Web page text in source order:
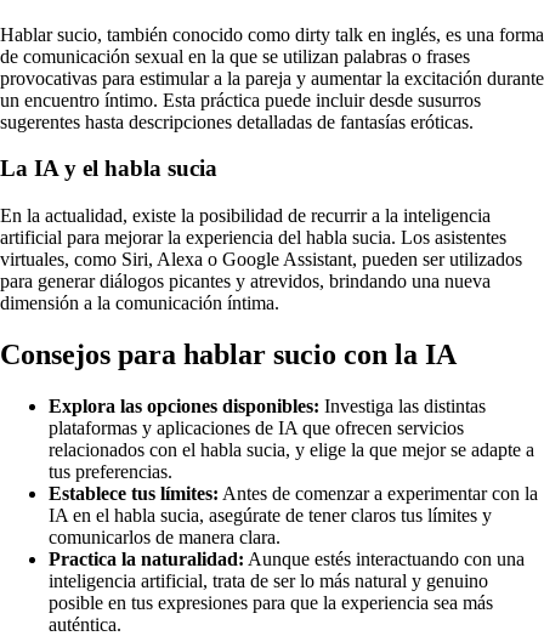
Hablar sucio, también conocido como dirty talk en inglés, es una forma
de comunicación sexual en la que se utilizan palabras o frases
provocativas para estimular a la pareja y aumentar la excitación durante
un encuentro íntimo. Esta práctica puede incluir desde susurros
sugerentes hasta descripciones detalladas de fantasías eróticas.
La IA y el habla sucia
En la actualidad, existe la posibilidad de recurrir a la inteligencia
artificial para mejorar la experiencia del habla sucia. Los asistentes
virtuales, como Siri, Alexa o Google Assistant, pueden ser utilizados
para generar diálogos picantes y atrevidos, brindando una nueva
dimensión a la comunicación íntima.
Consejos para hablar sucio con la IA
Explora las opciones disponibles: Investiga las distintas
plataformas y aplicaciones de IA que ofrecen servicios
relacionados con el habla sucia, y elige la que mejor se adapte a
tus preferencias.
Establece tus límites: Antes de comenzar a experimentar con la
IA en el habla sucia, asegúrate de tener claros tus límites y
comunicarlos de manera clara.
Practica la naturalidad: Aunque estés interactuando con una
inteligencia artificial, trata de ser lo más natural y genuino
posible en tus expresiones para que la experiencia sea más
auténtica.